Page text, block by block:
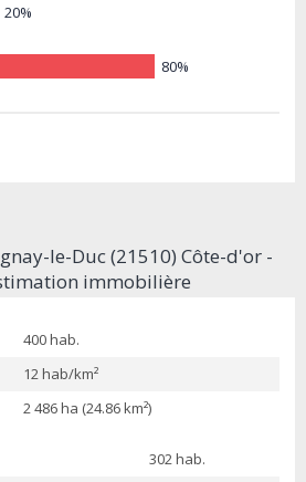
20%
80%
le-Duc (21510) Côte-d'or -
immobilière
400 hab.
12 hab/km²
2 486 ha (24.86 km²)
302 hab.